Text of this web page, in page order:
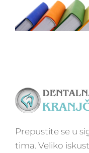
Prepustite se u
tima. Veliko